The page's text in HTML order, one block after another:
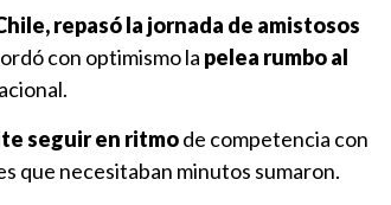
repasó la jornada de amistosos
con optimismo la pelea rumbo al
seguir en ritmode competencia con
que necesitaban minutos sumaron.